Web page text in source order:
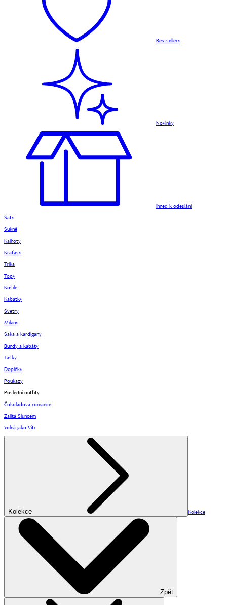
Bestsellery
Novinky
Ihned k odeslání
Šaty
Sukně
Kalhoty
Kraťasy
Trika
Topy
Košile
Kabátky
Svetry
Mikiny
Saka a kardigany
Bundy a kabáty
Tašky
Doplňky
Poukazy
Poslední outfity
Čokoládová romance
Zalitá Sluncem
Volná jako Vítr
Kolekce Kolekce
Zpět